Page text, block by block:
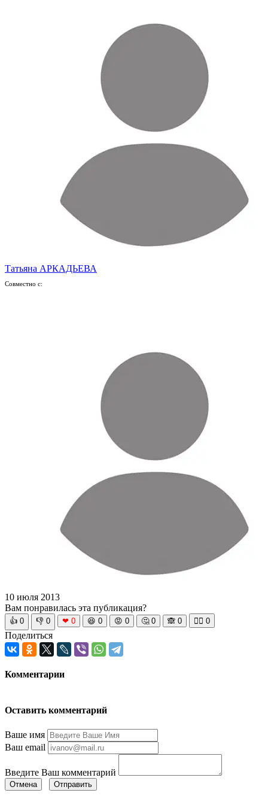
Татьяна АРКАДЬЕВА
Совместно с:
10 июля 2013
Вам понравилась эта публикация?
👍 0 👎 0 ❤ 0 😆 0 😡 0 🤔 0 🙈 0 🧘‍♀️ 0
Поделиться
Комментарии
Оставить комментарий
Ваше имя
Ваш email
Введите Ваш комментарий
Отмена Отправить